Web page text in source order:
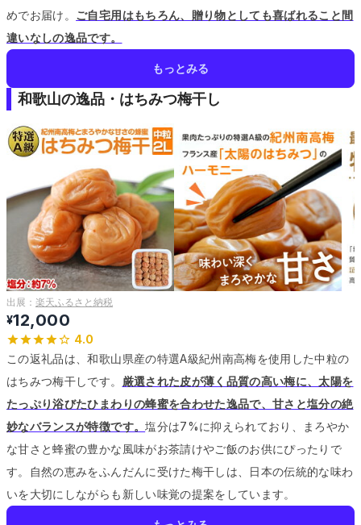
めでお届け。 ご自宅用はもちろん、贈り物としても喜ばれること間
違いなしの逸品です。
もっとみる
和歌山の逸品・はちみつ梅干し
出展： 楽天ふるさと納税
¥12,000
4.0
この返礼品は、和歌山県産の特選A級紀州南高梅を使用した中粒の
はちみつ梅干しです。 厳選された皮が薄く品質の高い梅に、太陽を
たっぷり浴びたひまわりの蜂蜜を合わせた逸品で、甘さと塩分の絶
妙なバランスが特徴です。塩分は7%に抑えられており、まろやか
な甘さと蜂蜜の豊かな風味がお茶請けやご飯のお供にぴったりで
す。
自然の恵みをふんだんに受けた梅干しは、日本の伝統的な味わ
いを大切にしながらも新しい味覚の提案をしています。